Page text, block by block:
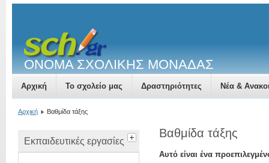
ΟΝΟΜΑ ΣΧΟΛΙΚΗΣ ΜΟΝΑΔΑΣ
Αρχική Το σχολείο μας Δραστηριότητες Νέα &
Αρχική Βαθμίδα τάξης
Εκπαιδευτικές εργασίες
Βαθμίδα τάξης
Αυτό είναι ένα